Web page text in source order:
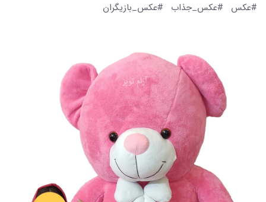
#عکس
#عکس_جذاب #عکس_بازیگران